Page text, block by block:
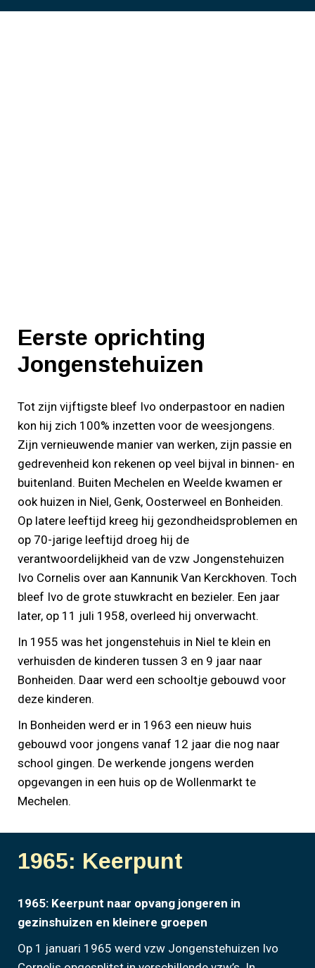
Eerste oprichting
Jongenstehuizen
Tot zijn vijftigste bleef Ivo onderpastoor en nadien
kon hij zich 100% inzetten voor de weesjongens.
Zijn vernieuwende manier van werken, zijn passie en
gedrevenheid kon rekenen op veel bijval in binnen- en
buitenland. Buiten Mechelen en Weelde kwamen er
ook huizen in Niel, Genk, Oosterweel en Bonheiden.
Op latere leeftijd kreeg hij gezondheidsproblemen en
op 70-jarige leeftijd droeg hij de
verantwoordelijkheid van de vzw Jongenstehuizen
Ivo Cornelis over aan Kannunik Van Kerckhoven. Toch
bleef Ivo de grote stuwkracht en bezieler. Een jaar
later, op 11 juli 1958, overleed hij onverwacht.
In 1955 was het jongenstehuis in Niel te klein en
verhuisden de kinderen tussen 3 en 9 jaar naar
Bonheiden. Daar werd een schooltje gebouwd voor
deze kinderen.
In Bonheiden werd er in 1963 een nieuw huis
gebouwd voor jongens vanaf 12 jaar die nog naar
school gingen. De werkende jongens werden
opgevangen in een huis op de Wollenmarkt te
Mechelen.
1965: Keerpunt
1965: Keerpunt naar opvang jongeren in
gezinshuizen en kleinere groepen
Op 1 januari 1965 werd vzw Jongenstehuizen Ivo